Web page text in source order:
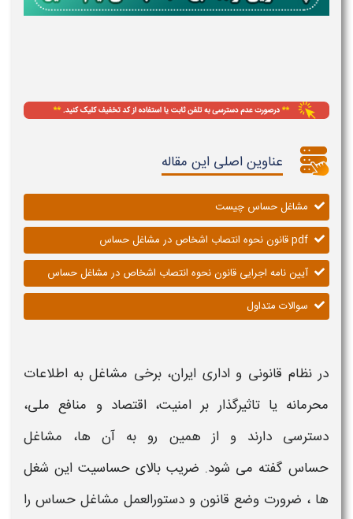
عناوین اصلی این مقاله
مشاغل حساس چیست
pdf قانون نحوه انتصاب اشخاص در مشاغل حساس
آیین نامه اجرایی قانون نحوه انتصاب اشخاص در مشاغل حساس
سوالات متداول
در نظام قانونی و اداری ایران، برخی مشاغل به اطلاعات
محرمانه یا تاثیرگذار بر امنیت، اقتصاد و منافع ملی،
دسترسی دارند و از همین رو به آن ها، مشاغل
حساس گفته می شود. ضریب بالای حساسیت این شغل
ها ، ضرورت وضع قانون و دستورالعمل مشاغل حساس را